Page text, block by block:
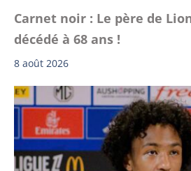
Carnet noir : Le père de
décédé à 68 ans !
8 août 2026